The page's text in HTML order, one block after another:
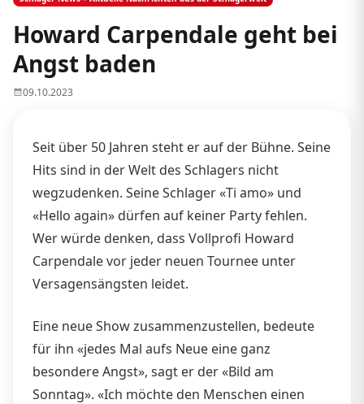
Howard Carpendale geht bei
Angst baden
09.10.2023
Seit über 50 Jahren steht er auf der Bühne. Seine
Hits sind in der Welt des Schlagers nicht
wegzudenken. Seine Schlager «Ti amo» und
«Hello again» dürfen auf keiner Party fehlen.
Wer würde denken, dass Vollprofi Howard
Carpendale vor jeder neuen Tournee unter
Versagensängsten leidet.
Eine neue Show zusammenzustellen, bedeute
für ihn «jedes Mal aufs Neue eine ganz
besondere Angst», sagt er der «Bild am
Sonntag». «Ich möchte den Menschen einen